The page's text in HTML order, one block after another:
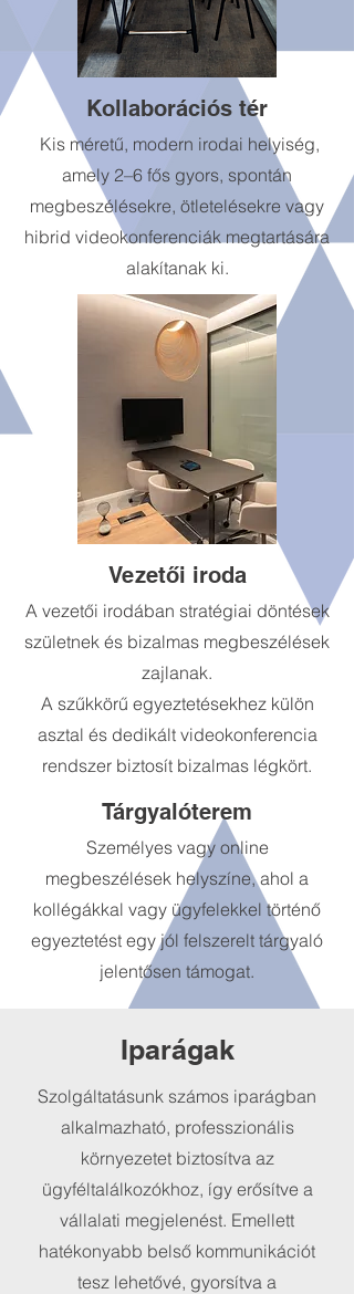
Kollaborációs tér
Kis méretű, modern irodai helyiség,
amely 2–6 fős gyors, spontán
megbeszélésekre, ötletelésekre vagy
hibrid videokonferenciák megtartására
alakítanak ki.
Vezetői iroda
A vezetői irodában stratégiai döntések
születnek és bizalmas megbeszélések
zajlanak.
A szűkkörű egyeztetésekhez külön
asztal és dedikált videokonferencia
rendszer biztosít bizalmas légkört.
Tárgyalóterem
Személyes vagy online
megbeszélések helyszíne, ahol a
kollégákkal vagy ügyfelekkel történő
egyeztetést egy jól felszerelt tárgyaló
jelentősen támogat.
Iparágak
Szolgáltatásunk számos iparágban
alkalmazható, professzionális
környezetet biztosítva az
ügyféltalálkozókhoz, így erősítve a
vállalati megjelenést. Emellett
hatékonyabb belső kommunikációt
tesz lehetővé, gyorsítva a